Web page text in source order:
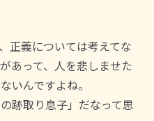
正義については考えてな
あって、人を悲しませた
いんですよね。
跡取り息子」だなって思